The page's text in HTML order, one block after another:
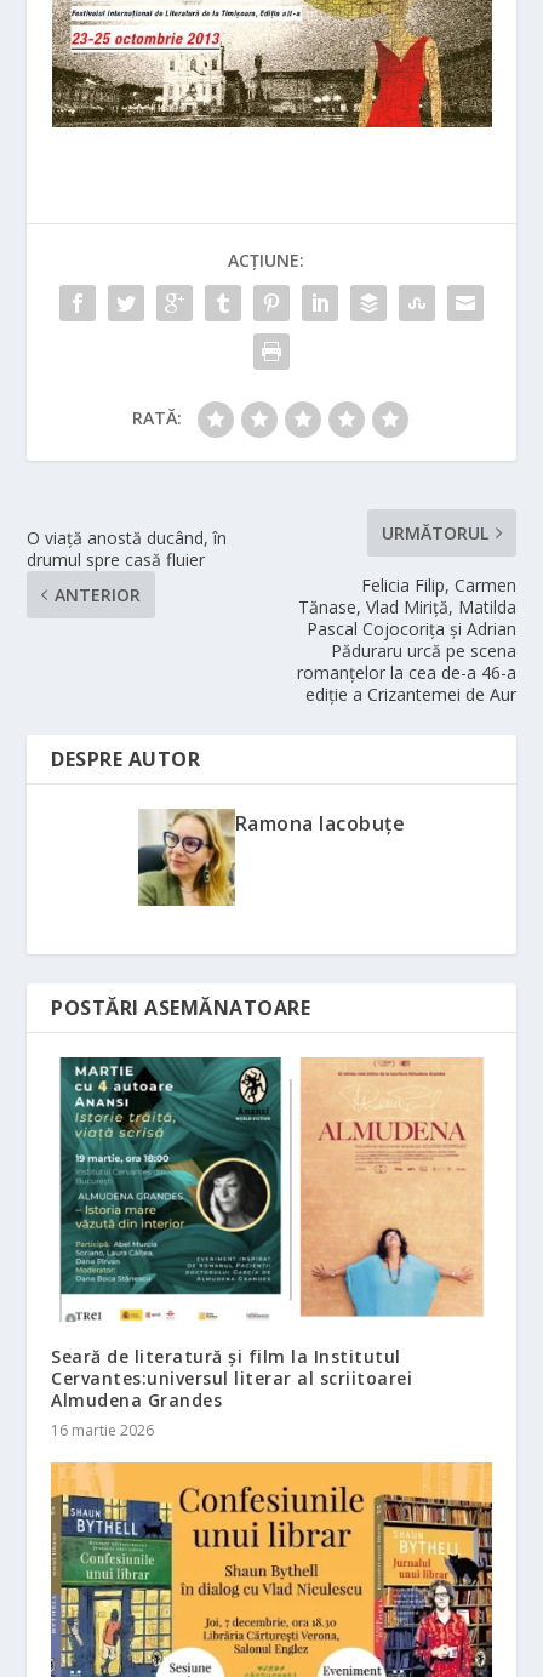
ACȚIUNE:
RATĂ:
O viață anostă ducând, în
drumul spre casă fluier
ANTERIOR
URMĂTORUL
Felicia Filip, Carmen
Tănase, Vlad Miriță, Matilda
Pascal Cojocorița și Adrian
Păduraru urcă pe scena
romanțelor la cea de-a 46-a
ediție a Crizantemei de Aur
DESPRE AUTOR
Ramona Iacobuțe
POSTĂRI ASEMĂNATOARE
Seară de literatură și film la Institutul
Cervantes:universul literar al scriitoarei
Almudena Grandes
16 martie 2026